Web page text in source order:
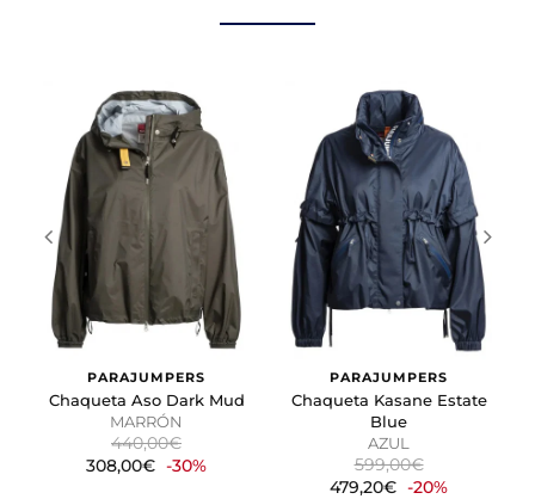
PARAJUMPERS
Chaqueta Aso Dark Mud
MARRÓN
440,00€
308,00€ -30%
PARAJUMPERS
Chaqueta Kasane Estate
Blue
AZUL
599,00€
479,20€ -20%
las páginas web. La intención es mostrar anuncios
relevantes y atractivos para el usuario individual.
GUARDAR CONFIGURACIÓN
Puedes volver a configurar tus cookies desde la sección
"Configuración de cookies" al pie de la página. También puedes
consultar nuestrapolítica de cookies